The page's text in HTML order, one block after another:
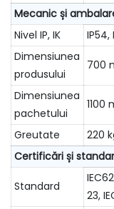
Mecanic și
Nivel IP, IK
IP54,
Dimensiunea
produsului
700
Dimensiunea
pachetului
Greutate
220
Certificări și
Standard
23,